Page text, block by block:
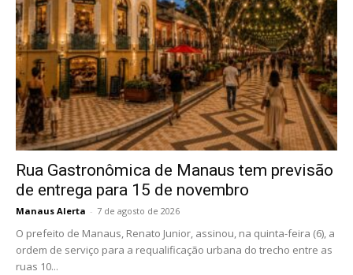
Rua Gastronômica de Manaus tem previsão
de entrega para 15 de novembro
Manaus Alerta - 7 de agosto de 2026
O prefeito de Manaus, Renato Junior, assinou, na quinta-feira (6), a
ordem de serviço para a requalificação urbana do trecho entre as
ruas 10...